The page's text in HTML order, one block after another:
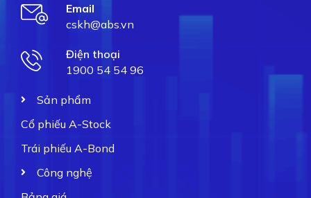
Email
cskh@abs.vn
Điện thoại
1900 54 54 96
Sản phẩm
Cổ phiếu A-Stock
Trái phiếu A-Bond
Công nghệ